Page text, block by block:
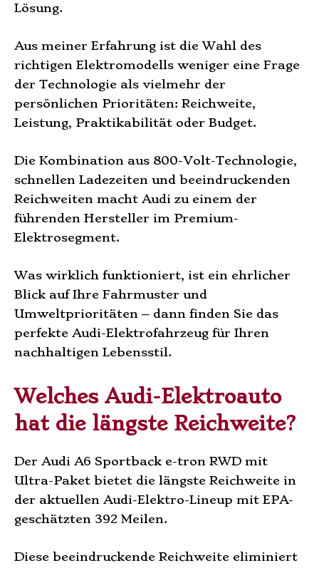
Lösung.
Aus meiner Erfahrung ist die Wahl des
richtigen Elektromodells weniger eine Frage
der Technologie als vielmehr der
persönlichen Prioritäten: Reichweite,
Leistung, Praktikabilität oder Budget.
Die Kombination aus 800-Volt-Technologie,
schnellen Ladezeiten und beeindruckenden
Reichweiten macht Audi zu einem der
führenden Hersteller im Premium-
Elektrosegment.
Was wirklich funktioniert, ist ein ehrlicher
Blick auf Ihre Fahrmuster und
Umweltprioritäten – dann finden Sie das
perfekte Audi-Elektrofahrzeug für Ihren
nachhaltigen Lebensstil.
Welches Audi-Elektroauto
hat die längste Reichweite?
Der Audi A6 Sportback e-tron RWD mit
Ultra-Paket bietet die längste Reichweite in
der aktuellen Audi-Elektro-Lineup mit EPA-
geschätzten 392 Meilen.
Diese beeindruckende Reichweite eliminiert